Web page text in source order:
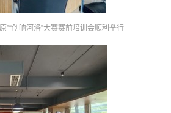
”“创响河洛”大赛赛前培训会顺利举行